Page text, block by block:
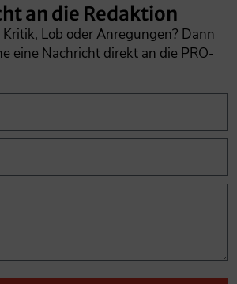
an die Redaktion
Kritik, Lob oder Anregungen? Dann
eine Nachricht direkt an die PRO-